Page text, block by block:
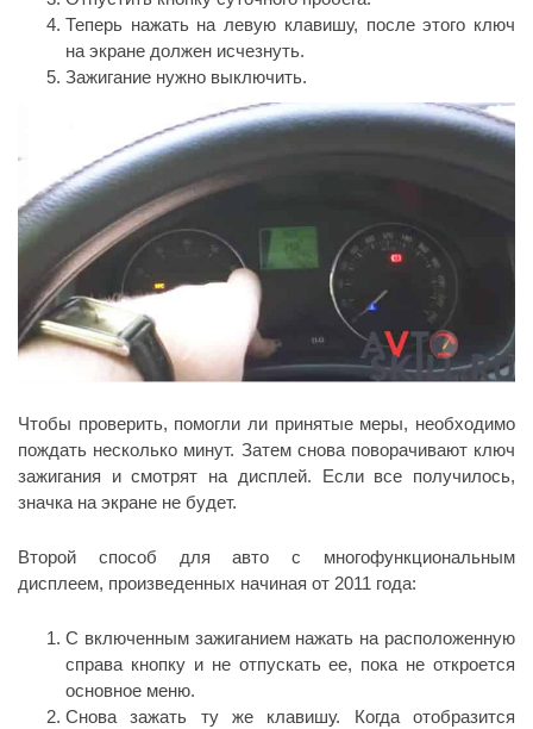
Теперь нажать на левую клавишу, после этого ключ
на экране должен исчезнуть.
Зажигание нужно выключить.
Чтобы проверить, помогли ли принятые меры, необходимо
пождать несколько минут. Затем снова поворачивают ключ
зажигания и смотрят на дисплей. Если все получилось,
значка на экране не будет.
Второй способ для авто с многофункциональным
дисплеем, произведенных начиная от 2011 года:
С включенным зажиганием нажать на расположенную
справа кнопку и не отпускать ее, пока не откроется
основное меню.
Снова зажать ту же клавишу. Когда отобразится